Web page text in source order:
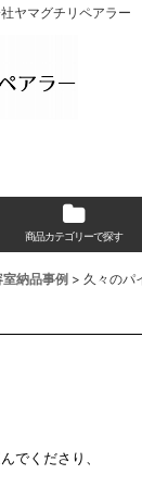
ヤマグチリペアラー
商品カテゴリーで探す
納品事例 > 久々のパ
でくださり、